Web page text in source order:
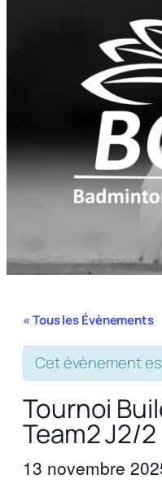
« Tous les Évènements
Cet évènement
Tournoi
Team2 J2/2
13 novembre